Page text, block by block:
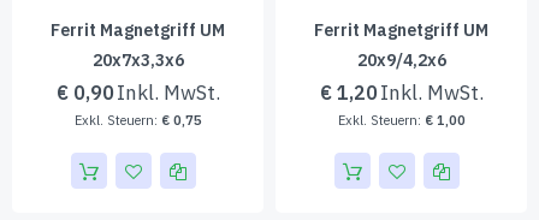
Ferrit Magnetgriff UM
20x7x3,3x6
€ 0,90
€ 0,75
Ferrit Magnetgriff UM
20x9/4,2x6
€ 1,20
€ 1,00